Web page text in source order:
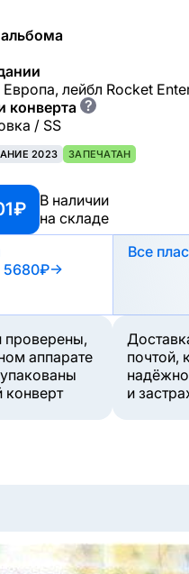
лейбл Rocket
конверта ?
/ SS
2023 ЗАПЕЧАТАН
₽
В наличии
на складе
5680₽→
Все
проверены,
аппарате
конверт
почтой,
и